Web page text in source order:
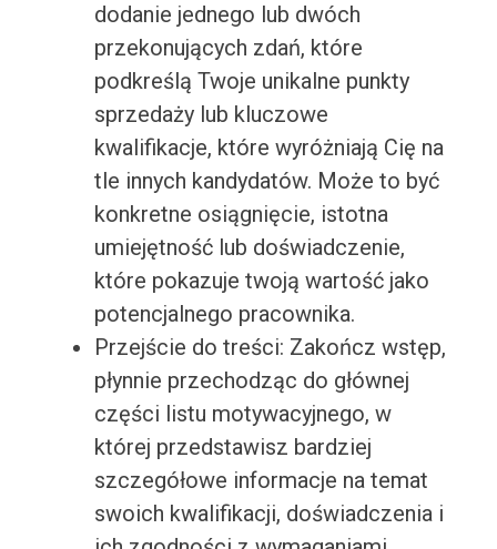
dodanie jednego lub dwóch
przekonujących zdań, które
podkreślą Twoje unikalne punkty
sprzedaży lub kluczowe
kwalifikacje, które wyróżniają Cię na
tle innych kandydatów. Może to być
konkretne osiągnięcie, istotna
umiejętność lub doświadczenie,
które pokazuje twoją wartość jako
potencjalnego pracownika.
Przejście do treści: Zakończ wstęp,
płynnie przechodząc do głównej
części listu motywacyjnego, w
której przedstawisz bardziej
szczegółowe informacje na temat
swoich kwalifikacji, doświadczenia i